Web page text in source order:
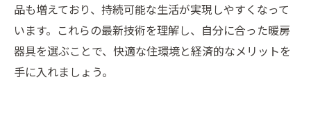
品も増えており、持続可能な生活が実現しやすくなって
います。これらの最新技術を理解し、自分に合った暖房
器具を選ぶことで、快適な住環境と経済的なメリットを
手に入れましょう。